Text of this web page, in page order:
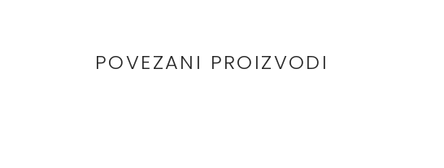
POVEZANI PROIZVODI